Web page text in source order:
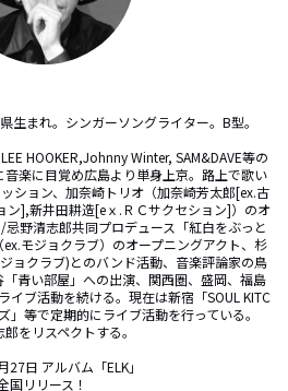
生まれ。シンガーソングライター。B型。
HOOKER,Johnny Winter, SAM&DAVE等の
音楽に目覚め広島より単身上京。路上で歌い
ション、加奈崎トリオ（加奈崎芳太郎[ex.古
ン],新井田耕造[eｘ.ＲＣサクセション]）のオ
野清志郎共同プロデュース「紅白をぶっと
モジョクラブ）のオープニングアクト、杉
ョクラブ)とのバンド活動、音楽評論家の鳥
青い部屋」への出演、関西圏、盛岡、福島
イブ活動を続ける。現在は新宿「SOUL KITC
」等で定期的にライブ活動を行っている。
をリスペクトする。
27日 アルバム「ELK」
国リリース！